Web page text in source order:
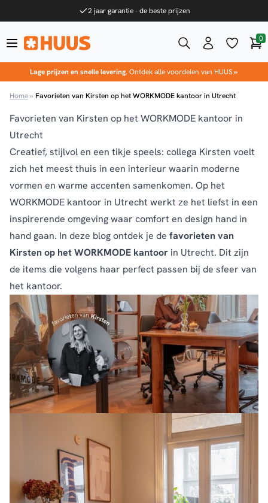
2 jaar garantie - de beste prijzen
0
Lage prijzen en snelle levering. Ontdek alle voordelen van HUUS»
Home» Favorieten van Kirsten op het WORKMODE kantoor in Utrecht
Favorieten van Kirsten op het WORKMODE kantoor in
Utrecht
Creatief, stijlvol en een tikje speels: collega Kirsten voelt
zich het meest thuis in een interieur waarin moderne
vormen en warme accenten samenkomen. Op het
WORKMODE kantoor in Utrecht werkt ze het liefst in een
inspirerende omgeving waar comfort en design hand in
hand gaan. In deze blog ontdek je de favorieten van
Kirsten op het WORKMODE kantoor in Utrecht. Dit zijn
de items die volgens haar perfect passen bij de sfeer van
het kantoor.